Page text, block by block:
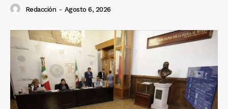
Redacción - Agosto 6, 2026